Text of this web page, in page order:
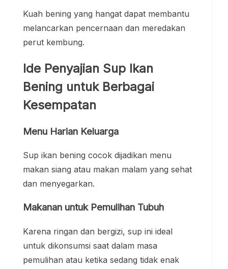
Kuah bening yang hangat dapat membantu
melancarkan pencernaan dan meredakan
perut kembung.
Ide Penyajian Sup Ikan
Bening untuk Berbagai
Kesempatan
Menu Harian Keluarga
Sup ikan bening cocok dijadikan menu
makan siang atau makan malam yang sehat
dan menyegarkan.
Makanan untuk Pemulihan Tubuh
Karena ringan dan bergizi, sup ini ideal
untuk dikonsumsi saat dalam masa
pemulihan atau ketika sedang tidak enak